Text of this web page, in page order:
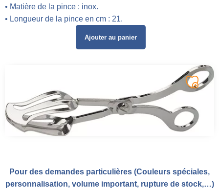
• Matière de la pince : inox.
• Longueur de la pince en cm : 21.
Ajouter au panier
Pour des demandes particulières (Couleurs spéciales,
personnalisation, volume important, rupture de stock,…)